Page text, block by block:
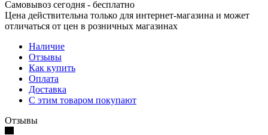
Самовывоз сегодня - бесплатно
Цена действительна только для интернет-магазина и может
отличаться от цен в розничных магазинах
Наличие
Отзывы
Как купить
Оплата
Доставка
С этим товаром покупают
Отзывы